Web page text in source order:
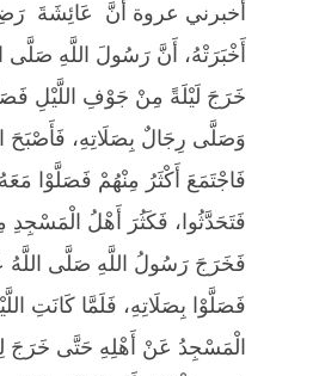
أخبرني عروة أَنَّ عَائِشَةَ
أَخْبَرَتْهُ، أَنَّ رَسُولَ اللَّهِ صَلَّى
خَرَجَ لَيْلَةً مِنْ جَوْفِ اللَّيْلِ
وَصَلَّى رِجَالٌ بِصَلَاتِهِ، فَأَصْبَحَ
فَاجْتَمَعَ أَكْثَرُ مِنْهُمْ فَصَلَّوْا
فَتَحَدَّثُوا، فَكَثُرَ أَهْلُ الْمَسْجِدِ مِنَ
فَخَرَجَ رَسُولُ اللَّهِ صَلَّى
فَصَلَّوْا بِصَلَاتِهِ، فَلَمَّا كَانَتِ
الْمَسْجِدُ عَنْ أَهْلِهِ حَتَّى خَرَجَ